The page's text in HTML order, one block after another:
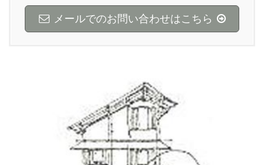
メールでのお問い合わせはこちら